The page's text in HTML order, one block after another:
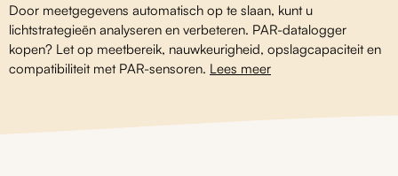
Door meetgegevens automatisch op te slaan, kunt u
lichtstrategieën analyseren en verbeteren. PAR-datalogger
kopen? Let op meetbereik, nauwkeurigheid, opslagcapaciteit en
compatibiliteit met PAR-sensoren. Lees meer